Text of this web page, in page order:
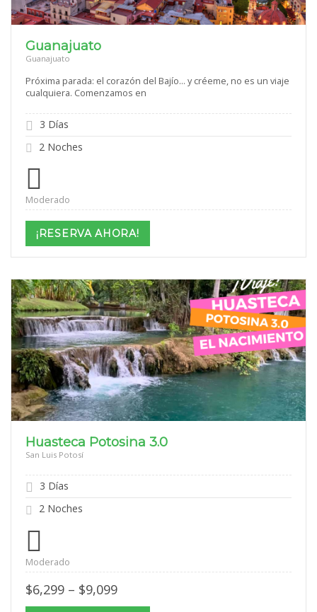
Guanajuato
Guanajuato
Próxima parada: el corazón del Bajío… y créeme, no es un viaje
cualquiera. Comenzamos en
3 Días
2 Noches
Moderado
¡RESERVA AHORA!
Huasteca Potosina 3.0
San Luis Potosí
3 Días
2 Noches
Moderado
$6,299 – $9,099Price